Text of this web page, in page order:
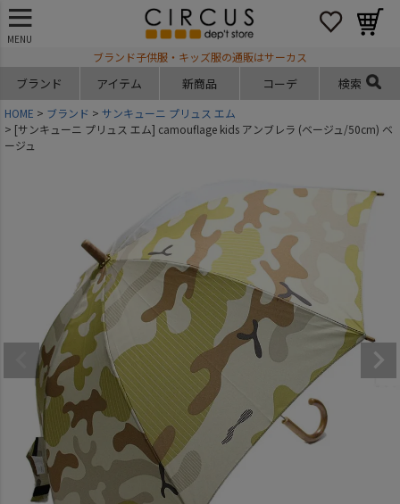
MENU
ブランド子供服・キッズ服の通販はサーカス
ブランド アイテム 新商品 コーデ 検索
HOME ブランド
サンキューニ プリュス エム
[サンキューニ プリュス エム] camouflage kids アンブレラ (ベージュ/50cm) ベ
ージュ